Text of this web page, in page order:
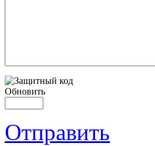
Обновить
Отправить